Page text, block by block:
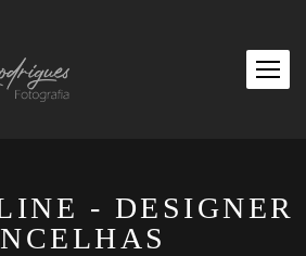
- DESIGNER